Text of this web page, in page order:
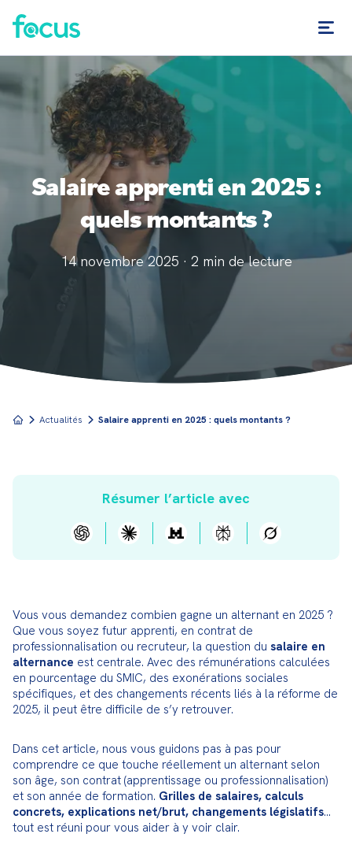
Salaire apprenti en 2025 :
quels montants ?
14 novembre 2025 · 2 min de lecture
Actualités Salaire apprenti en 2025 : quels montants ?
Résumer l’article avec
Vous vous demandez combien gagne un alternant en 2025 ?
Que vous soyez futur apprenti, en contrat de
professionnalisation ou recruteur, la question du salaire en
alternance est centrale. Avec des rémunérations calculées
en pourcentage du SMIC, des exonérations sociales
spécifiques, et des changements récents liés à la réforme de
2025, il peut être difficile de s’y retrouver.
Dans cet article, nous vous guidons pas à pas pour
comprendre ce que touche réellement un alternant selon
son âge, son contrat (apprentissage ou professionnalisation)
et son année de formation. Grilles de salaires, calculs
concrets, explications net/brut, changements législatifs…
tout est réuni pour vous aider à y voir clair.